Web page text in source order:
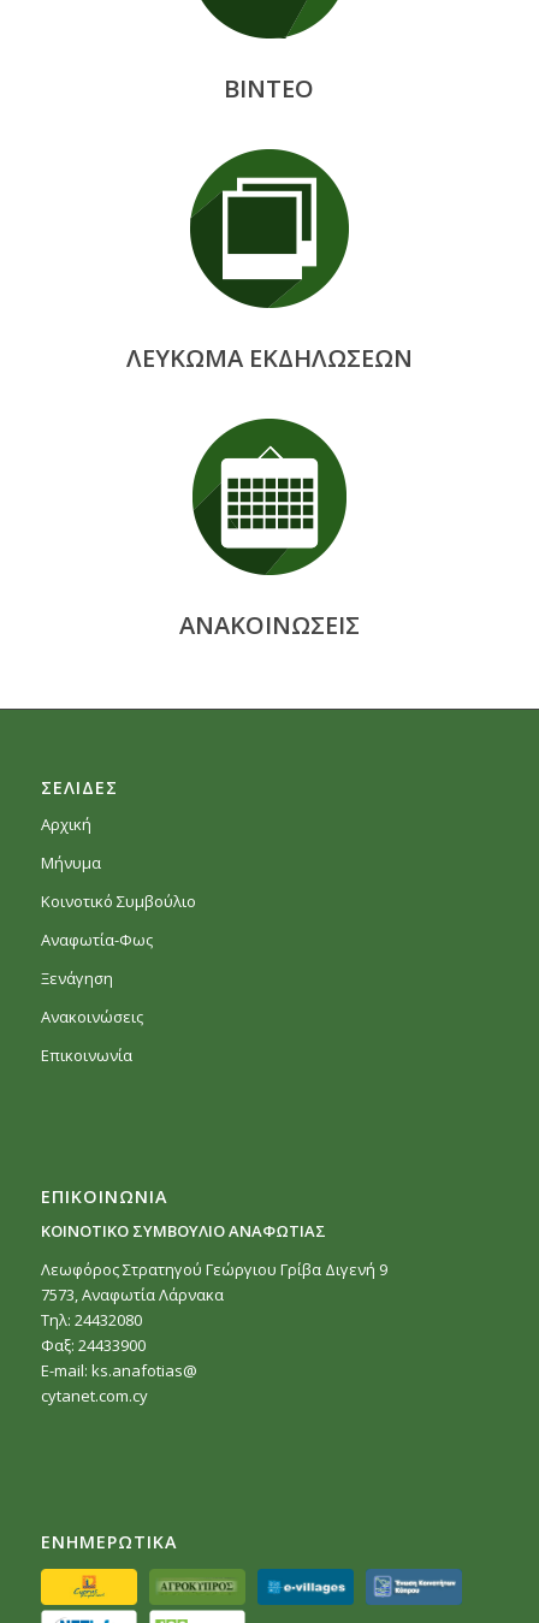
ΒΙΝΤΕΟ
ΛΕΥΚΩΜΑ ΕΚΔΗΛΩΣΕΩΝ
ΑΝΑΚΟΙΝΩΣΕΙΣ
ΣΕΛΙΔΕΣ
Αρχική
Μήνυμα
Κοινοτικό Συμβούλιο
Αναφωτία-Φως
Ξενάγηση
Ανακοινώσεις
Επικοινωνία
ΕΠΙΚΟΙΝΩΝΙΑ
ΚΟΙΝΟΤΙΚΟ ΣΥΜΒΟΥΛΙΟ ΑΝΑΦΩΤΙΑΣ
Λεωφόρος Στρατηγού Γεώργιου Γρίβα Διγενή 9
7573, Αναφωτία Λάρνακα
Τηλ: 24432080
Φαξ: 24433900
E-mail: ks.anafotias@
cytanet.com.cy
ΕΝΗΜΕΡΩΤΙΚΑ